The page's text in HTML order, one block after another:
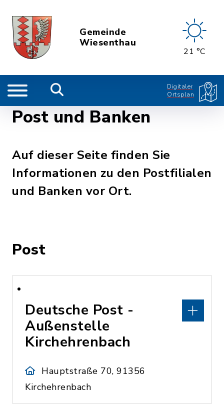
Gemeinde
Wiesenthau
21 °C
Digitaler
Ortsplan
Post und Banken
Auf dieser Seite finden Sie
Informationen zu den Postfilialen
und Banken vor Ort.
Post
Deutsche Post -
Außenstelle
Kirchehrenbach
Hauptstraße 70, 91356
Kirchehrenbach